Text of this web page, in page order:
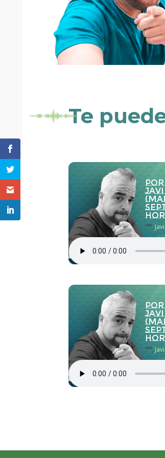
Te
Por
con
Por
con